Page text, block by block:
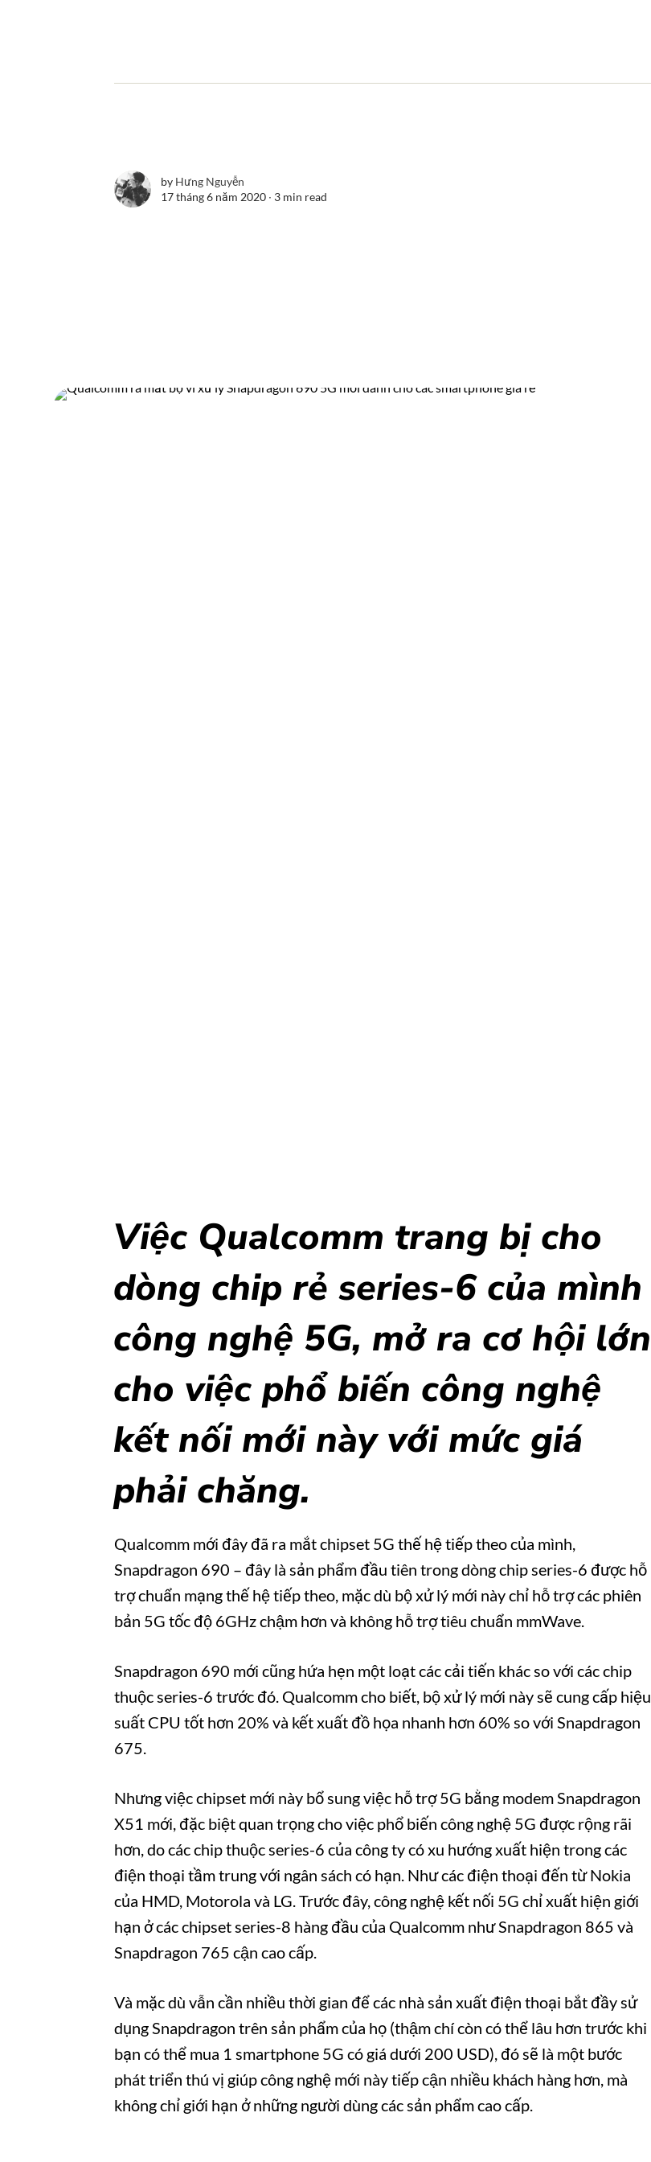
by Hưng Nguyễn
17 tháng 6 năm 2020 ∙ 3 min read
Việc Qualcomm trang bị cho
dòng chip rẻ series-6 của mình
công nghệ 5G, mở ra cơ hội lớn
cho việc phổ biến công nghệ
kết nối mới này với mức giá
phải chăng.
Qualcomm mới đây đã ra mắt chipset 5G thế hệ tiếp theo của mình,
Snapdragon 690 – đây là sản phẩm đầu tiên trong dòng chip series-6 được hỗ
trợ chuẩn mạng thế hệ tiếp theo, mặc dù bộ xử lý mới này chỉ hỗ trợ các phiên
bản 5G tốc độ 6GHz chậm hơn và không hỗ trợ tiêu chuẩn mmWave.
Snapdragon 690 mới cũng hứa hẹn một loạt các cải tiến khác so với các chip
thuộc series-6 trước đó. Qualcomm cho biết, bộ xử lý mới này sẽ cung cấp hiệu
suất CPU tốt hơn 20% và kết xuất đồ họa nhanh hơn 60% so với Snapdragon
675.
Nhưng việc chipset mới này bổ sung việc hỗ trợ 5G bằng modem Snapdragon
X51 mới, đặc biệt quan trọng cho việc phổ biến công nghệ 5G được rộng rãi
hơn, do các chip thuộc series-6 của công ty có xu hướng xuất hiện trong các
điện thoại tầm trung với ngân sách có hạn. Như các điện thoại đến từ Nokia
của HMD, Motorola và LG. Trước đây, công nghệ kết nối 5G chỉ xuất hiện giới
hạn ở các chipset series-8 hàng đầu của Qualcomm như Snapdragon 865 và
Snapdragon 765 cận cao cấp.
Và mặc dù vẫn cần nhiều thời gian để các nhà sản xuất điện thoại bắt đầy sử
dụng Snapdragon trên sản phẩm của họ (thậm chí còn có thể lâu hơn trước khi
bạn có thể mua 1 smartphone 5G có giá dưới 200 USD), đó sẽ là một bước
phát triển thú vị giúp công nghệ mới này tiếp cận nhiều khách hàng hơn, mà
không chỉ giới hạn ở những người dùng các sản phẩm cao cấp.